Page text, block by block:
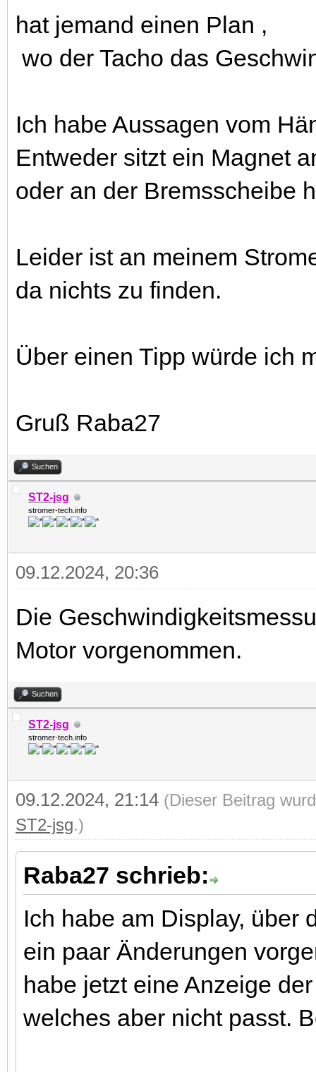
hat jemand einen Plan ,
wo der Tacho das
Ich habe Aussagen vom
Entweder sitzt ein Magnet
oder an der Bremsscheibe
Leider ist an meinem
da nichts zu finden.
Über einen Tipp würde ich
Gruß Raba27
Suchen
ST2-jsg
stromer-tech.info
09.12.2024, 20:36
Die
Motor vorgenommen.
Suchen
ST2-jsg
stromer-tech.info
09.12.2024, 21:14 (Dieser Beitrag
ST2-jsg.)
Raba27 schrieb:
Ich habe am Display, über
ein paar Änderungen
habe jetzt eine Anzeige
welches aber nicht passt.